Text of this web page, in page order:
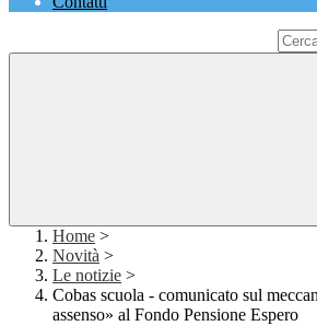
Home >
Novità >
Le notizie >
Cobas scuola - comunicato sul
assenso» al Fondo Pensione Espero